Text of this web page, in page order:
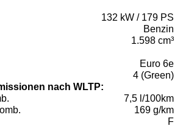
132 kW / 179 PS
Benzin
1.598 cm³
Euro 6e
4 (Green)
nach WLTP:
7,5 l/100km
169 g/km
F